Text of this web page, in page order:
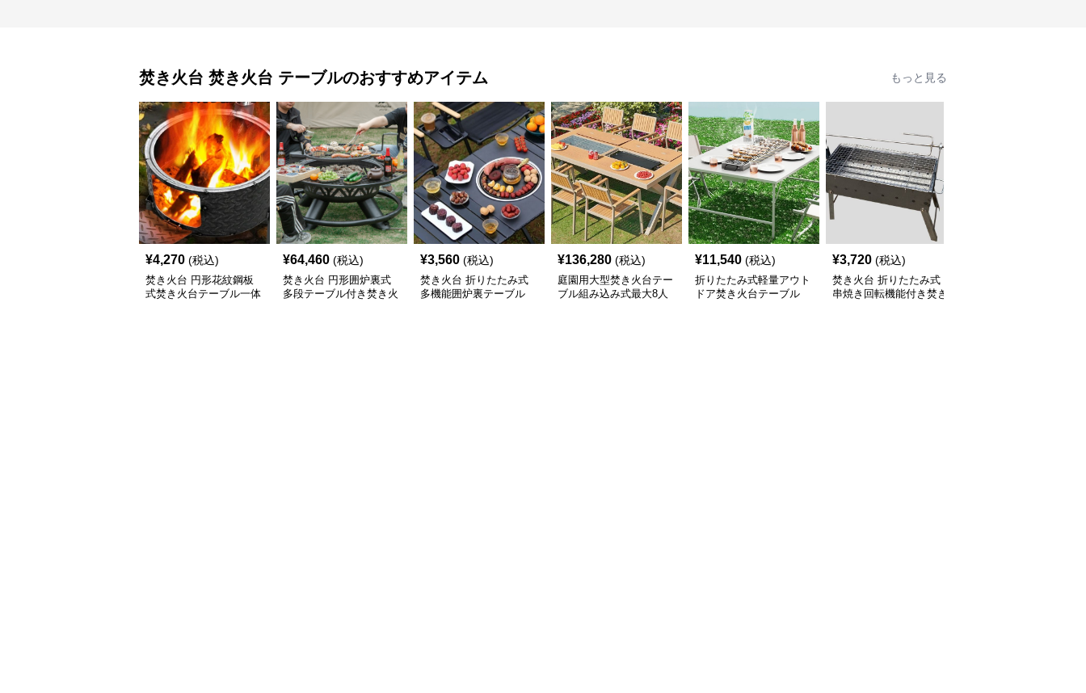
焚き火台 焚き火台 テーブルのおすすめアイテム もっと見る
¥4,270 (税込)
焚き火台 円形花紋鋼板
式焚き火台テーブル一体
¥64,460 (税込)
焚き火台 円形囲炉裏式
多段テーブル付き焚き火
¥3,560 (税込)
焚き火台 折りたたみ式
多機能囲炉裏テーブル
¥136,280 (税込)
庭園用大型焚き火台テー
ブル組み込み式最大8人
¥11,540 (税込)
折りたたみ式軽量アウト
ドア焚き火台テーブル
¥3,720 (税込)
焚き火台 折りたたみ式
串焼き回転機能付き焚き